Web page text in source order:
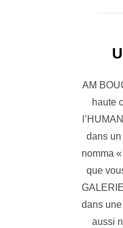
AM
haute
dans
nomma
que
dans
aussi